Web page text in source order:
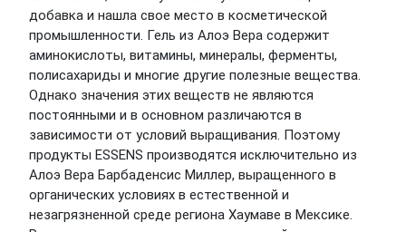
добавка и нашла свое место в косметической
промышленности. Гель из Алоэ Вера содержит
аминокислоты, витамины, минералы, ферменты,
полисахариды и многие другие полезные вещества.
Однако значения этих веществ не являются
постоянными и в основном различаются в
зависимости от условий выращивания. Поэтому
продукты ESSENS производятся исключительно из
Алоэ Вера Барбаденсис Миллер, выращенного в
органических условиях в естественной и
незагрязненной среде региона Хаумаве в Мексике.